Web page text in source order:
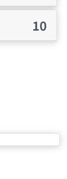
10